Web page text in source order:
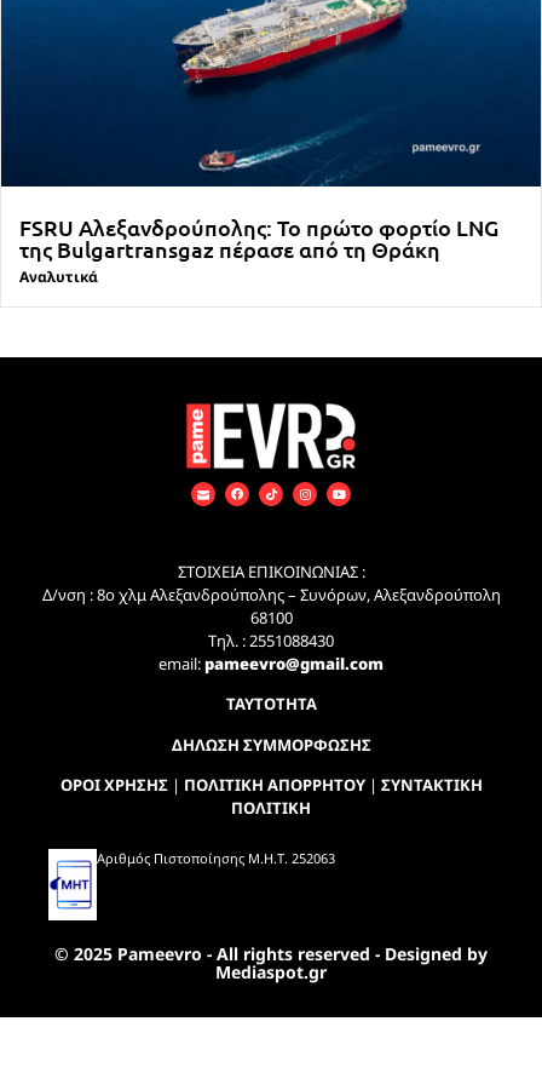
FSRU Αλεξανδρούπολης: Το πρώτο φορτίο LNG
της Bulgartransgaz πέρασε από τη Θράκη
Αναλυτικά
ΣΤΟΙΧΕΙΑ ΕΠΙΚΟΙΝΩΝΙΑΣ :
Δ/νση : 8ο χλμ Αλεξανδρούπολης – Συνόρων, Αλεξανδρούπολη
68100
Τηλ. : 2551088430
email:pameevro@gmail.com
ΤΑΥΤΟΤΗΤΑ
ΔΗΛΩΣΗ ΣΥΜΜΟΡΦΩΣΗΣ
ΟΡΟΙ ΧΡΗΣΗΣ| ΠΟΛΙΤΙΚΗ ΑΠΟΡΡΗΤΟΥ| ΣΥΝΤΑΚΤΙΚΗ
ΠΟΛΙΤΙΚΗ
Αριθμός Πιστοποίησης Μ.Η.Τ. 252063
© 2025 Pameevro - All rights reserved - Designed by
Mediaspot.gr